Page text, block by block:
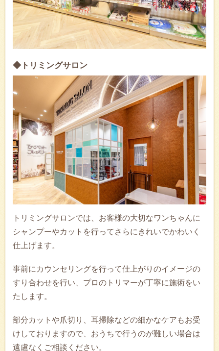
◆トリミングサロン
トリミングサロンでは、お客様の大切なワンちゃんに
シャンプーやカットを行ってさらにきれいでかわいく
仕上げます。
事前にカウンセリングを行って仕上がりのイメージの
すり合わせを行い、プロのトリマーが丁寧に施術をい
たします。
部分カットや爪切り、耳掃除などの細かなケアもお受
けしておりますので、おうちで行うのが難しい場合は
遠慮なくご相談ください。